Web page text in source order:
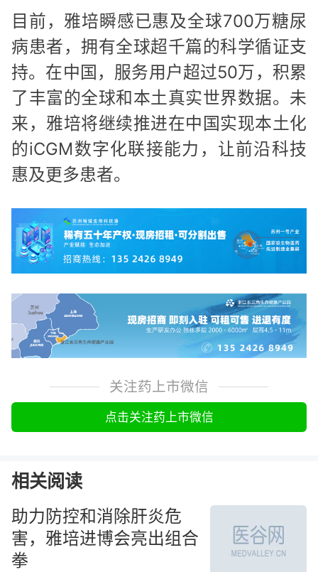
目前，雅培瞬感已惠及全球700万糖尿
病患者，拥有全球超千篇的科学循证支
持。在中国，服务用户超过50万，积累
了丰富的全球和本土真实世界数据。未
来，雅培将继续推进在中国实现本土化
的iCGM数字化联接能力，让前沿科技
惠及更多患者。
关注药上市微信
点击关注药上市微信
相关阅读
助力防控和消除肝炎危
害，雅培进博会亮出组合
拳